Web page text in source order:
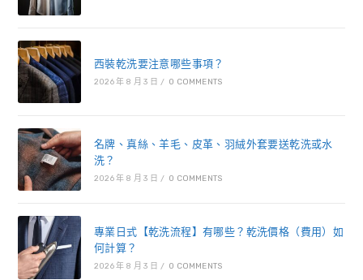
西裝乾洗要注意哪些事項？
2026 年 8 月 3 日 / 0 COMMENTS
名牌、真絲、羊毛、皮革、羽絨外套要送乾洗或水
洗？
2026 年 8 月 3 日 / 0 COMMENTS
專業日式【乾洗流程】有哪些？乾洗價格（費用）如
何計算？
2026 年 8 月 3 日 / 0 COMMENTS